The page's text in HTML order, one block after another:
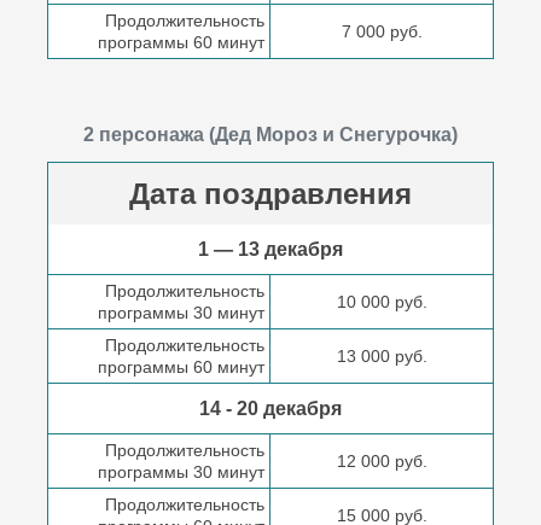
Продолжительность
программы 60 минут
7 000 руб.
2 персонажа (Дед Мороз и Снегурочка)
Дата поздравления
1 — 13 декабря
Продолжительность
программы 30 минут
10 000 руб.
Продолжительность
программы 60 минут
13 000 руб.
14 - 20 декабря
Продолжительность
программы 30 минут
12 000 руб.
Продолжительность
15 000 руб.